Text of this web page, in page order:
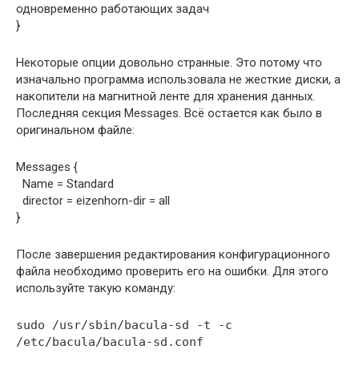
одновременно работающих задач
}
Некоторые опции довольно странные. Это потому что
изначально программа использовала не жесткие диски, а
накопители на магнитной ленте для хранения данных.
Последняя секция Messages. Всё остается как было в
оригинальном файле:
Messages {
Name = Standard
director = eizenhorn-dir = all
}
После завершения редактирования конфигурационного
файла необходимо проверить его на ошибки. Для этого
используйте такую команду:
sudo /usr/sbin/bacula-sd -t -c
/etc/bacula/bacula-sd.conf